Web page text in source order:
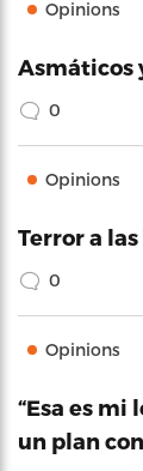
Opinions
Asmáticos
0
Opinions
Terror a las
0
Opinions
“Esa es mi
un plan